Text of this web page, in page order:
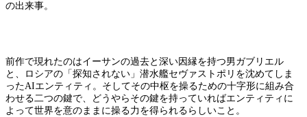
の出来事。
前作で現れたのはイーサンの過去と深い因縁を持つ男ガブリエル
と、ロシアの「探知されない」潜水艦セヴァストポリを沈めてしま
ったAIエンティティ。そしてその中枢を操るための十字形に組み合
わせる二つの鍵で、どうやらその鍵を持っていればエンティティに
よって世界を意のままに操る力を得られるらしいこと。